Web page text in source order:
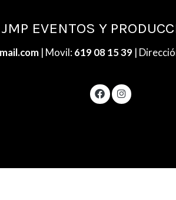
JMP EVENTOS Y
| Movil: 619 08 15 39|